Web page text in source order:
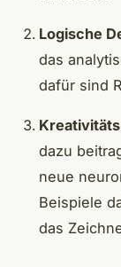
Logische
das
dafür sind
dazu
neue
Beispiele
das